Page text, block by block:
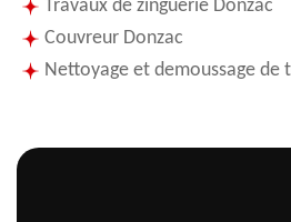
Travaux de zinguerie Donzac
Couvreur Donzac
Nettoyage et demoussage de